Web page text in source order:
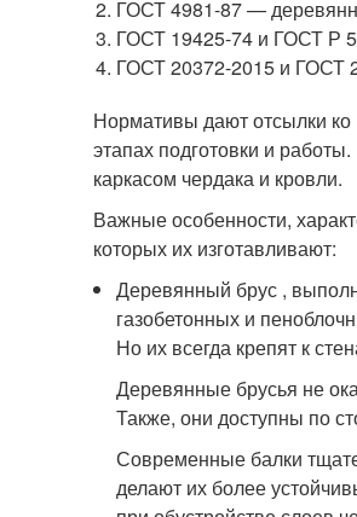
ГОСТ 4981-87 —
ГОСТ 19425-74 и ГОСТ Р
ГОСТ 20372-2015 и ГОСТ
Нормативы дают отсылки
этапах подготовки и
каркасом чердака и кровли.
Важные особенности,
которых их изготавливают:
Деревянный брус ,
газобетонных и
Но их всегда крепят к
Деревянные брусья не
Также, они доступны по
Современные балки
делают их более